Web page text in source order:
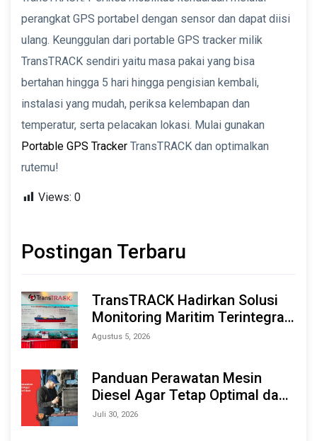
perangkat GPS portabel dengan sensor dan dapat diisi
ulang. Keunggulan dari portable GPS tracker milik
TransTRACK sendiri yaitu masa pakai yang bisa
bertahan hingga 5 hari hingga pengisian kembali,
instalasi yang mudah, periksa kelembapan dan
temperatur, serta pelacakan lokasi. Mulai gunakan
Portable GPS Tracker TransTRACK dan optimalkan
rutemu!
Views: 0
Postingan Terbaru
TransTRACK Hadirkan Solusi
Monitoring Maritim Terintegrasi
Berbasis AI & IoT di Indonesia
Agustus 5, 2026
Panduan Perawatan Mesin
Diesel Agar Tetap Optimal dan
Tahan Lama
Juli 30, 2026